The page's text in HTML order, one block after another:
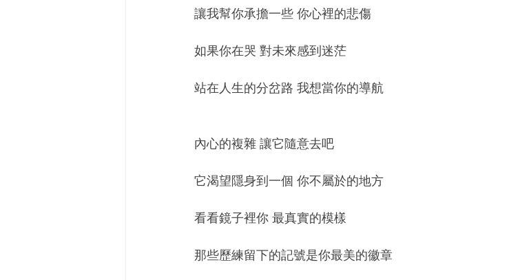
讓我幫你承擔一些 你心裡的悲傷
如果你在哭 對未來感到迷茫
站在人生的分岔路 我想當你的導航
內心的複雜 讓它隨意去吧
它渴望隱身到一個 你不屬於的地方
看看鏡子裡你 最真實的模樣
那些歷練留下的記號是你最美的徽章